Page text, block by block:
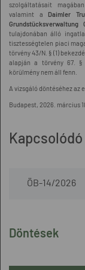
Döntések
szolgáltatásait
valamint a Daimler
Grundstücksverwaltung
tulajdonában álló
tisztességtelen piaci
törvény 43/N. § (1)
alapján a törvény 67. §
körülmény nem áll fenn.
A vizsgáló döntéséhez az
Budapest, 2026. március
ÖB-14/2026